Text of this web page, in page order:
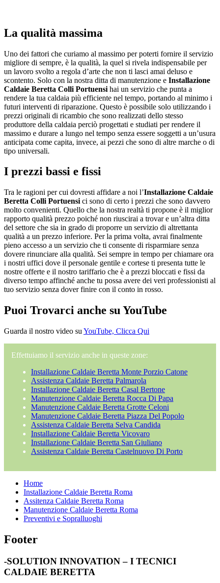
La qualità massima
Uno dei fattori che curiamo al massimo per poterti fornire il servizio
migliore di sempre, è la qualità, la quel si rivela indispensabile per
un lavoro svolto a regola d’arte che non ti lasci amai deluso e
scontento. Solo con la nostra ditta di manutenzione e Installazione
Caldaie Beretta Colli Portuensi hai un servizio che punta a
rendere la tua caldaia più efficiente nel tempo, portando al minimo i
futuri interventi di riparazione. Questo è possibile solo utilizzando i
prezzi originali di ricambio che sono realizzati dello stesso
produttore della caldaia perciò progettati e studiati per rendere il
massimo e durare a lungo nel tempo senza essere soggetti a un’usura
anticipata come capita, invece, ai pezzi che sono di altre marche o di
tipo universali.
I prezzi bassi e fissi
Tra le ragioni per cui dovresti affidare a noi l’Installazione Caldaie
Beretta Colli Portuensi ci sono di certo i prezzi che sono davvero
molto convenienti. Quello che la nostra realtà ti propone è il miglior
rapporto qualità prezzo poiché non riuscirai a trovar e un’altra ditta
del settore che sia in grado di proporre un servizio di altrettanta
qualità a un prezzo inferiore. Per la prima volta, avrai finalmente
pieno accesso a un servizio che ti consente di risparmiare senza
dovere rinunciare alla qualità. Sei sempre in tempo per chiamare ora
i nostri uffici dove il personale gentile e cortese ti presenta tutte le
nostre offerte e il nostro tariffario che è a prezzi bloccati e fissi da
diverso tempo affinché anche tu possa avere dei veri professionisti al
tuo servizio senza dover finire con il conto in rosso.
Puoi Trovarci anche su YouTube
Guarda il nostro video su YouTube, Clicca Qui
Effettuiamo il servizio anche in queste zone:
Installazione Caldaie Beretta Monte Porzio Catone
Assistenza Caldaie Beretta Palmarola
Installazione Caldaie Beretta Casal Bertone
Manutenzione Caldaie Beretta Rocca Di Papa
Manutenzione Caldaie Beretta Grotte Celoni
Manutenzione Caldaie Beretta Piazza Del Popolo
Assistenza Caldaie Beretta Selva Candida
Installazione Caldaie Beretta Vicovaro
Installazione Caldaie Beretta San Giuliano
Assistenza Caldaie Beretta Castelnuovo Di Porto
Home
Installazione Caldaie Beretta Roma
Assitenza Caldaie Beretta Roma
Manutenzione Caldaie Beretta Roma
Preventivi e Sopralluoghi
Footer
-SOLUTION INNOVATION – I TECNICI
CALDAIE BERETTA